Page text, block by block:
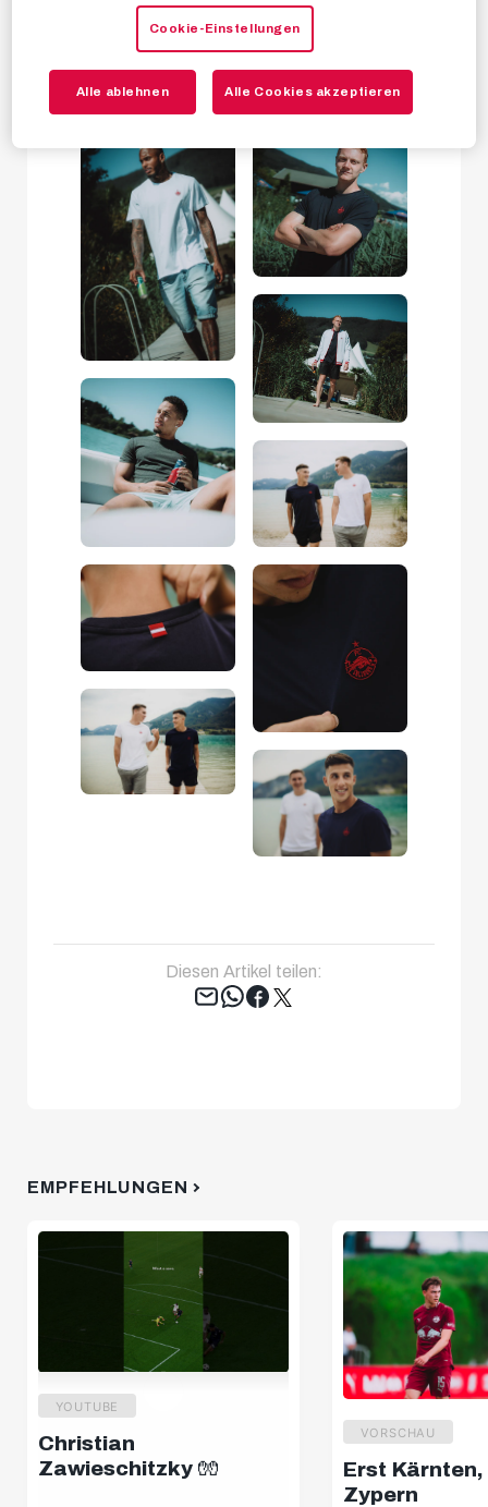
02. SEPTEMBER 2022
Diesen Artikel teilen:
Tweet
EMPFEHLUNGEN
YOUTUBE
Christian
Zawieschitzky 🧤
VORSCHAU
Erst Kärnten,
Zypern
Cookie-Einstellungen
Alle ablehnen Alle Cookies akzeptieren